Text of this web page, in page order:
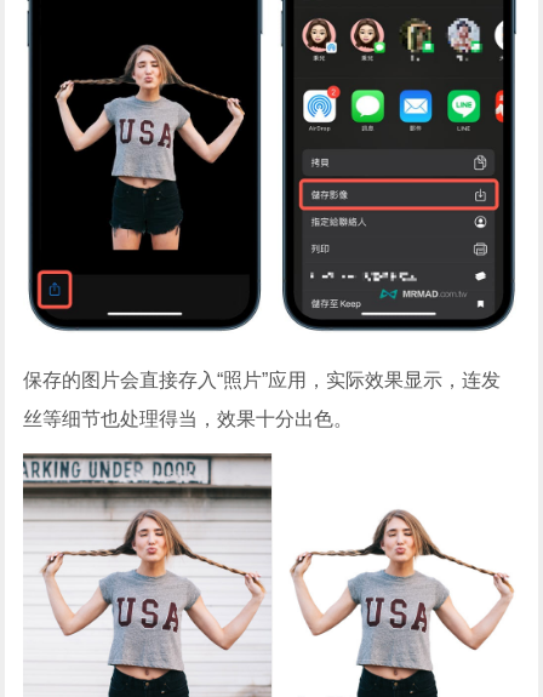
保存的图片会直接存入“照片”应用，实际效果显示，连发
丝等细节也处理得当，效果十分出色。